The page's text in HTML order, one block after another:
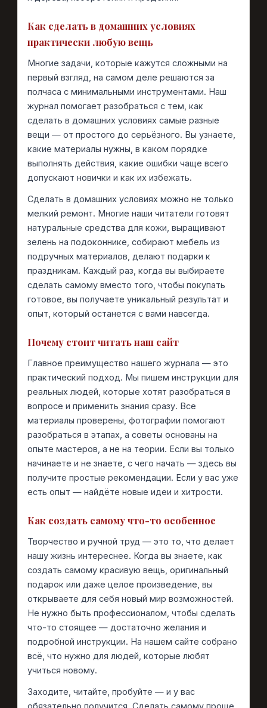
Как сделать в домашних условиях
практически любую вещь
Многие задачи, которые кажутся сложными на
первый взгляд, на самом деле решаются за
полчаса с минимальными инструментами. Наш
журнал помогает разобраться с тем, как
сделать в домашних условиях самые разные
вещи — от простого до серьёзного. Вы узнаете,
какие материалы нужны, в каком порядке
выполнять действия, какие ошибки чаще всего
допускают новички и как их избежать.
Сделать в домашних условиях можно не только
мелкий ремонт. Многие наши читатели готовят
натуральные средства для кожи, выращивают
зелень на подоконнике, собирают мебель из
подручных материалов, делают подарки к
праздникам. Каждый раз, когда вы выбираете
сделать самому вместо того, чтобы покупать
готовое, вы получаете уникальный результат и
опыт, который останется с вами навсегда.
Почему стоит читать наш сайт
Главное преимущество нашего журнала — это
практический подход. Мы пишем инструкции для
реальных людей, которые хотят разобраться в
вопросе и применить знания сразу. Все
материалы проверены, фотографии помогают
разобраться в этапах, а советы основаны на
опыте мастеров, а не на теории. Если вы только
начинаете и не знаете, с чего начать — здесь вы
получите простые рекомендации. Если у вас уже
есть опыт — найдёте новые идеи и хитрости.
Как создать самому что-то особенное
Творчество и ручной труд — это то, что делает
нашу жизнь интереснее. Когда вы знаете, как
создать самому красивую вещь, оригинальный
подарок или даже целое произведение, вы
открываете для себя новый мир возможностей.
Не нужно быть профессионалом, чтобы сделать
что-то стоящее — достаточно желания и
подробной инструкции. На нашем сайте собрано
всё, что нужно для людей, которые любят
учиться новому.
Заходите, читайте, пробуйте — и у вас
обязательно получится. Сделать самому проще,